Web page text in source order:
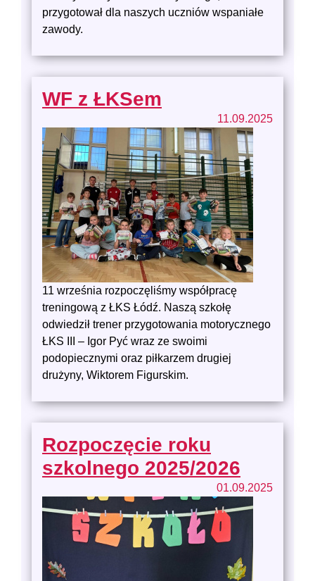
przygotował dla naszych uczniów wspaniałe
zawody.
WF z ŁKSem
11.09.2025
11 września rozpoczęliśmy współpracę
treningową z ŁKS Łódź. Naszą szkołę
odwiedził trener przygotowania motorycznego
ŁKS III – Igor Pyć wraz ze swoimi
podopiecznymi oraz piłkarzem drugiej
drużyny, Wiktorem Figurskim.
Rozpoczęcie roku
szkolnego 2025/2026
01.09.2025